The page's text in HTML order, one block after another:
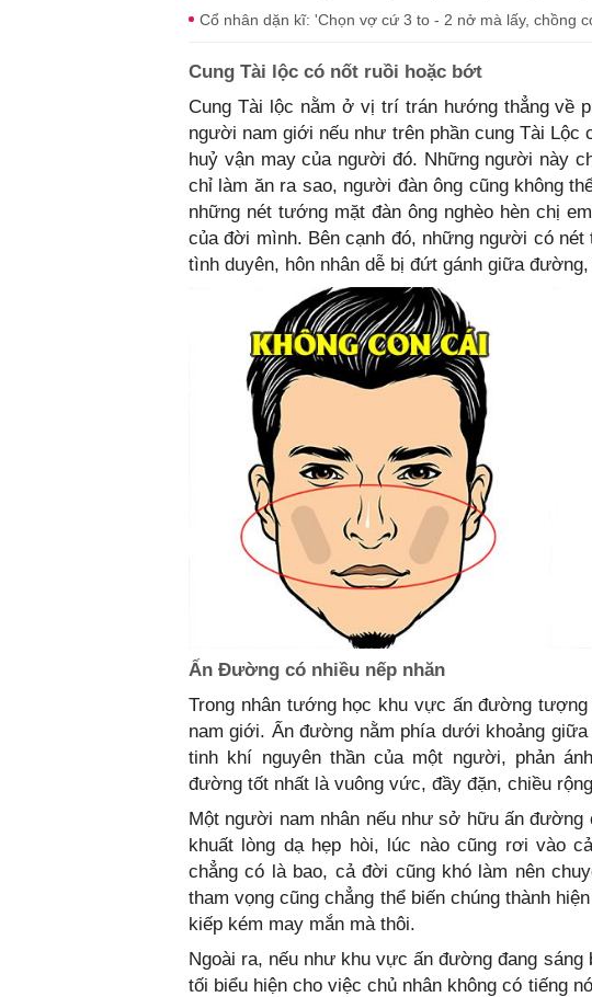
Cổ nhân dặn kĩ: 'Chọn vợ cứ 3 to - 2 nở mà lấy, chồng
Cung Tài lộc có nốt ruồi hoặc bớt
Cung Tài lộc nằm ở vị trí trán hướng thẳng về
người nam giới nếu như trên phần cung Tài Lộc
huỷ vận may của người đó. Những người này
chỉ làm ăn ra sao, người đàn ông cũng không
những nét tướng mặt đàn ông nghèo hèn chị
của đời mình. Bên cạnh đó, những người có
tình duyên, hôn nhân dễ bị đứt gánh giữa
Ấn Đường có nhiều nếp nhăn
Trong nhân tướng học khu vực ấn đường
nam giới. Ấn đường nằm phía dưới khoảng
tinh khí nguyên thần của một người, phản
đường tốt nhất là vuông vức, đầy đặn, chiều
Một người nam nhân nếu như sở hữu ấn đường
khuất lòng dạ hẹp hòi, lúc nào cũng rơi vào
chẳng có là bao, cả đời cũng khó làm nên
tham vọng cũng chẳng thể biến chúng thành
kiếp kém may mắn mà thôi.
Ngoài ra, nếu như khu vực ấn đường đang
tối biểu hiện cho việc chủ nhân không có tiếng